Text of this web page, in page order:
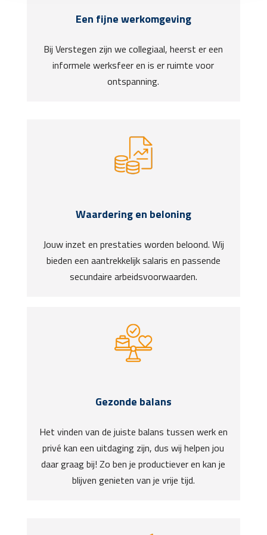
Een fijne werkomgeving
Bij Verstegen zijn we collegiaal, heerst er een
informele werksfeer en is er ruimte voor
ontspanning.
Waardering en beloning
Jouw inzet en prestaties worden beloond. Wij
bieden een aantrekkelijk salaris en passende
secundaire arbeidsvoorwaarden.
Gezonde balans
Het vinden van de juiste balans tussen werk en
privé kan een uitdaging zijn, dus wij helpen jou
daar graag bij! Zo ben je productiever en kan je
blijven genieten van je vrije tijd.